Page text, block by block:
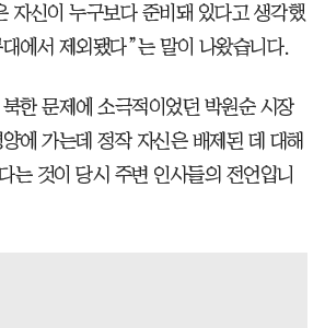
자신이 누구보다 준비돼 있다고 생각했
에서 제외됐다”는 말이 나왔습니다.
한 문제에 소극적이었던 박원순 시장
에 가는데 정작 자신은 배제된 데 대해
는 것이 당시 주변 인사들의 전언입니